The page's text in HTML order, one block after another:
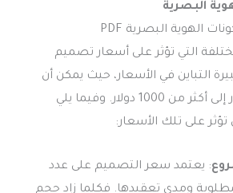
البصرية
التي تؤثر على أسعار تصميم
التباين في الأسعار، حيث يمكن أن
تتراوح من 100 دولار إلى أكثر من 1000 دولار. وفيما يلي
على تلك الأسعار:
: يعتمد سعر التصميم على عدد
ومدى تعقيدها. فكلما زاد حجم